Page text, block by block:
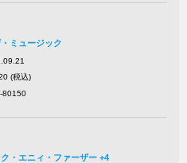
ミュージック
(税込)
80150
ク・エニィ・ファーザー +4